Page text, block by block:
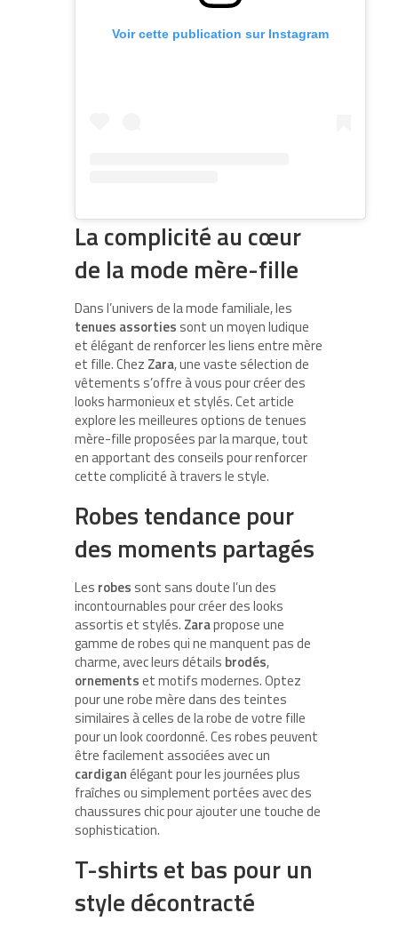
Voir cette publication sur Instagram
La complicité au cœur
de la mode mère-fille
Dans l’univers de la mode familiale, les
tenues assorties sont un moyen ludique
et élégant de renforcer les liens entre mère
et fille. Chez Zara, une vaste sélection de
vêtements s’offre à vous pour créer des
looks harmonieux et stylés. Cet article
explore les meilleures options de tenues
mère-fille proposées par la marque, tout
en apportant des conseils pour renforcer
cette complicité à travers le style.
Robes tendance pour
des moments partagés
Les robes sont sans doute l’un des
incontournables pour créer des looks
assortis et stylés. Zarapropose une
gamme de robes qui ne manquent pas de
charme, avec leurs détails brodés,
ornementset motifs modernes. Optez
pour une robe mère dans des teintes
similaires à celles de la robe de votre fille
pour un look coordonné. Ces robes peuvent
être facilement associées avec un
cardiganélégant pour les journées plus
fraîches ou simplement portées avec des
chaussures chic pour ajouter une touche de
sophistication.
T-shirts et bas pour un
style décontracté